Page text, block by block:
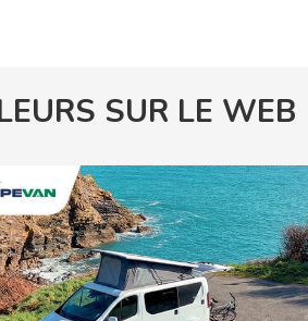
SUR LE WEB